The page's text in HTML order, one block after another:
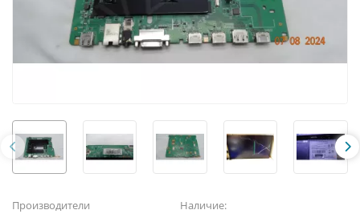
Производители Наличие: